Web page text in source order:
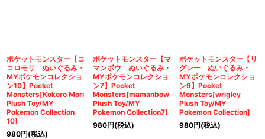
ポケットモンスター【コ
コロモリ ぬいぐるみ・
MYポケモンコレクショ
ン10】Pocket
Monsters[Kokoro Mori
Plush Toy/MY
Pokemon Collection
10]
980円(税込)
ポケットモンスター【マ
マンボウ ぬいぐるみ・
MYポケモンコレクショ
ン7】Pocket
Monsters[mamanbow
Plush Toy/MY
Pokemon Collection7]
980円(税込)
ポケットモンスター【リ
グレー ぬいぐるみ・
MYポケモンコレクショ
ン9】Pocket
Monsters[wrigley
Plush Toy/MY
Pokemon Collection]
980円(税込)